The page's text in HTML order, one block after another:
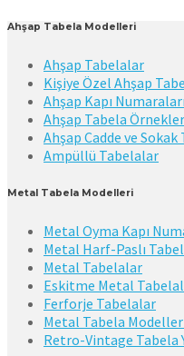
Ahşap Tabela Modelleri
Ahşap Tabelalar
Kişiye Özel Ahşap
Ahşap Kapı Numaraları
Ahşap Tabela
Ahşap Cadde ve
Ampüllü Tabelalar
Metal Tabela Modelleri
Metal Oyma Kapı
Metal Harf-Paslı
Metal Tabelalar
Eskitme Metal
Ferforje Tabelalar
Metal Tabela
Retro-Vintage Tabela